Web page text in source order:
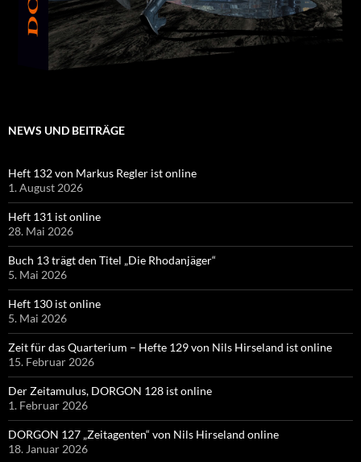
NEWS UND BEITRÄGE
Heft 132 von Markus Regler ist online
1. August 2026
Heft 131 ist online
28. Mai 2026
Buch 13 trägt den Titel „Die Rhodanjäger“
5. Mai 2026
Heft 130 ist online
5. Mai 2026
Zeit für das Quarterium – Hefte 129 von Nils Hirseland ist online
15. Februar 2026
Der Zeitamulus, DORGON 128 ist online
1. Februar 2026
DORGON 127 „Zeitagenten“ von Nils Hirseland online
18. Januar 2026